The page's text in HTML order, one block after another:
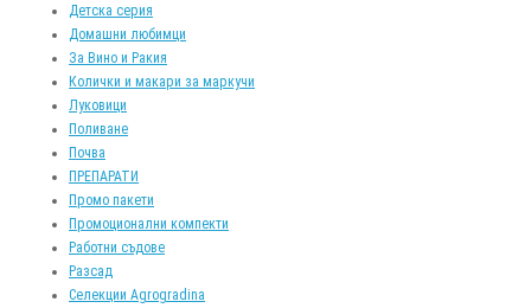
Детска серия
Домашни любимци
За Вино и Ракия
Колички и макари за маркучи
Луковици
Поливане
Почва
ПРЕПАРАТИ
Промо пакети
Промоционални компекти
Работни съдове
Разсад
Селекции Agrogradina